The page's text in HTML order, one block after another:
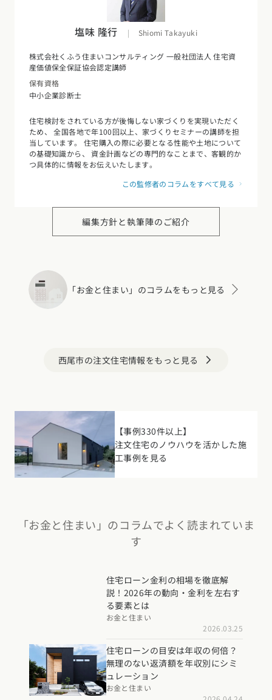
塩味 隆行 | Shiomi Takayuki
株式会社くふう住まいコンサルティング 一般社団法人 住宅資
産価値保全保証協会認定講師
保有資格
中小企業診断士
住宅検討をされている方が後悔しない家づくりを実現いただく
ため、 全国各地で年100回以上、家づくりセミナーの講師を担
当しています。 住宅購入の際に必要となる性能や土地について
の基礎知識から、 資金計画などの専門的なことまで、客観的か
つ具体的に情報をお伝えいたします。
この監修者のコラムをすべて見る
編集方針と執筆陣のご紹介
「お金と住まい」のコラムをもっと見る
西尾市の注文住宅情報をもっと見る arrow_forward_ios
【事例330件以上】
注文住宅のノウハウを活かした施
工事例を見る
「お金と住まい」のコラムでよく読まれていま
す
住宅ローン金利の相場を徹底解
説！2026年の動向・金利を左右す
る要素とは
お金と住まい
2026.03.25
住宅ローンの目安は年収の何倍？
無理のない返済額を年収別にシミ
ュレーション
お金と住まい